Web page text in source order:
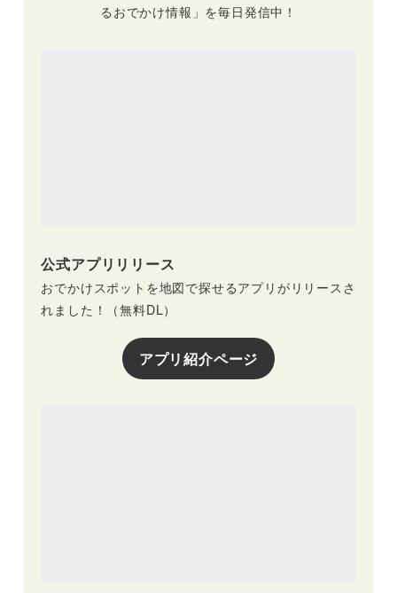
るおでかけ情報」を毎日発信中！
公式アプリリリース
おでかけスポットを地図で探せるアプリがリリースさ
れました！（無料DL）
アプリ紹介ページ